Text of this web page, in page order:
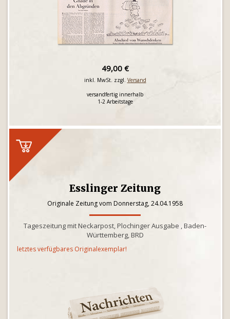
49,00 €
inkl. MwSt. zzgl. Versand
versandfertig innerhalb
1-2 Arbeitstage
Esslinger Zeitung
Originale Zeitung vom Donnerstag, 24.04.1958
Tageszeitung mit Neckarpost, Plochinger Ausgabe , Baden-
Württemberg, BRD
letztes verfügbares Originalexemplar!